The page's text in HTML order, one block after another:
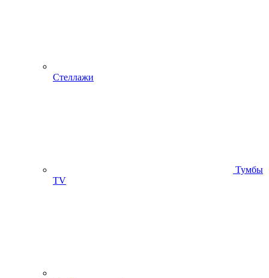
Стеллажи
Тумбы
ТV